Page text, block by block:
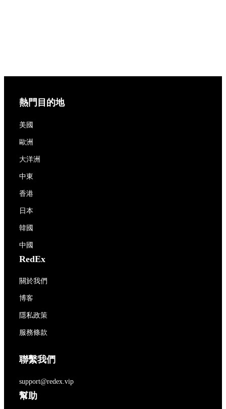
熱門目的地
美國
歐洲
大洋洲
中東
香港
日本
韓國
中國
RedEx
關於我們
博客
隱私政策
服務條款
聯繫我們
support@redex.vip
幫助